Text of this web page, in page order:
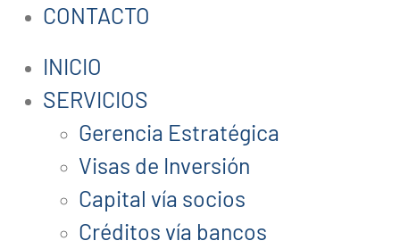
CONTACTO
INICIO
SERVICIOS
Gerencia Estratégica
Visas de Inversión
Capital vía socios
Créditos vía bancos